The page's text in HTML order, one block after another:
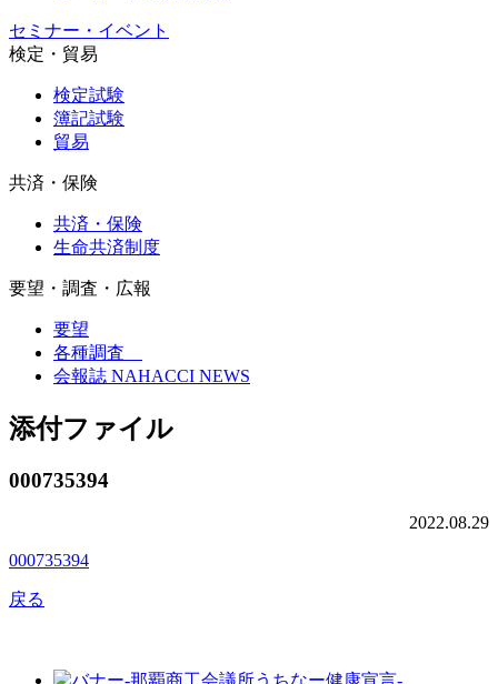
セミナー・イベント
検定・貿易
検定試験
簿記試験
貿易
共済・保険
共済・保険
生命共済制度
要望・調査・広報
要望
各種調査
会報誌 NAHACCI NEWS
添付ファイル
000735394
2022.08.29
000735394
戻る